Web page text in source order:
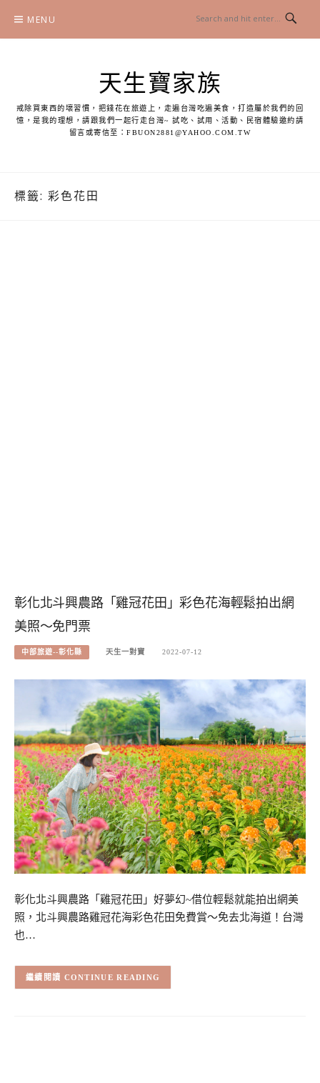
content
MENU
天生寶家族
戒除買東西的壞習慣，把錢花在旅遊上，走遍台灣吃遍美食，打造屬於我們的回
憶，是我的理想，請跟我們一起行走台灣~ 試吃、試用、活動、民宿體驗邀約請
留言或寄信至：FBUON2881@YAHOO.COM.TW
標籤: 彩色花田
彰化北斗興農路「雞冠花田」彩色花海輕鬆拍出網
美照～免門票
中部旅遊--彰化縣 天生一對寶 2022-07-12
彰化北斗興農路「雞冠花田」好夢幻~借位輕鬆就能拍出網美
照，北斗興農路雞冠花海彩色花田免費賞～免去北海道！台灣
也…
CONTINUE READING